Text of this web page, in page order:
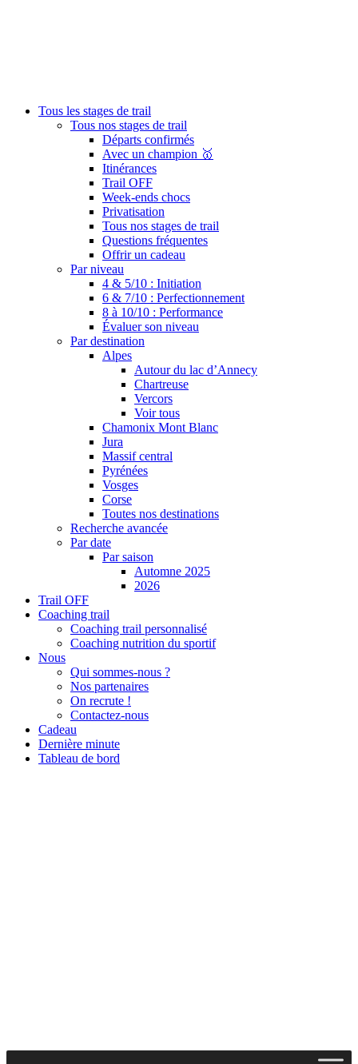
Tous les stages de trail
Tous nos stages de trail
Départs confirmés
Avec un champion 🥇
Itinérances
Trail OFF
Week-ends chocs
Privatisation
Tous nos stages de trail
Questions fréquentes
Offrir un cadeau
Par niveau
4 & 5/10 : Initiation
6 & 7/10 : Perfectionnement
8 à 10/10 : Performance
Évaluer son niveau
Par destination
Alpes
Autour du lac d’Annecy
Chartreuse
Vercors
Voir tous
Chamonix Mont Blanc
Jura
Massif central
Pyrénées
Vosges
Corse
Toutes nos destinations
Recherche avancée
Par date
Par saison
Automne 2025
2026
Trail OFF
Coaching trail
Coaching trail personnalisé
Coaching nutrition du sportif
Nous
Qui sommes-nous ?
Nos partenaires
On recrute !
Contactez-nous
Cadeau
Dernière minute
Tableau de bord